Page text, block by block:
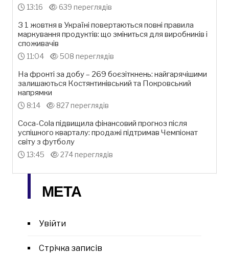
13:16 639 переглядів
З 1 жовтня в Україні повертаються повні правила
маркування продуктів: що зміниться для виробників і
споживачів
11:04 508 переглядів
На фронті за добу – 269 боєзіткнень: найгарячішими
залишаються Костянтинівський та Покровський
напрямки
8:14 827 переглядів
Coca-Cola підвищила фінансовий прогноз після
успішного кварталу: продажі підтримав Чемпіонат
світу з футболу
13:45 274 переглядів
МЕТА
Увійти
Стрічка записів